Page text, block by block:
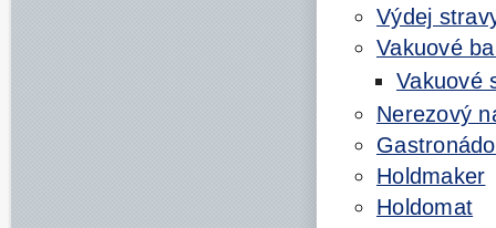
Výdej
Vakuové
Vakuové
Nerezový
Holdmaker
Holdomat